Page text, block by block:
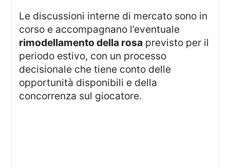
Le discussioni interne di mercato sono in
corso e accompagnano l’eventuale
rimodellamento della rosa previsto per il
periodo estivo, con un processo
decisionale che tiene conto delle
opportunità disponibili e della
concorrenza sul giocatore.